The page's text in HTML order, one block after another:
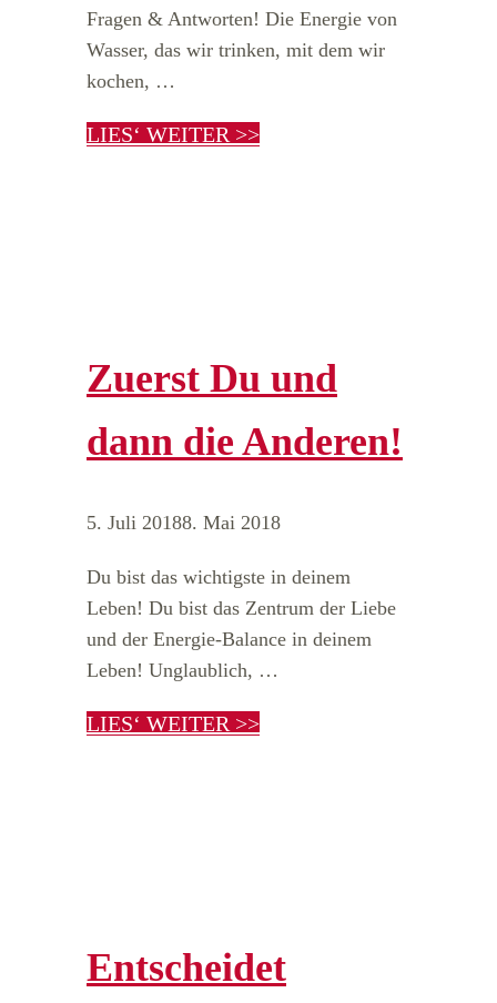
Fragen & Antworten! Die Energie von
Wasser, das wir trinken, mit dem wir
kochen, …
LIES‘ WEITER >>
Zuerst Du und
dann die Anderen!
5. Juli 20188. Mai 2018
Du bist das wichtigste in deinem
Leben! Du bist das Zentrum der Liebe
und der Energie-Balance in deinem
Leben! Unglaublich, …
LIES‘ WEITER >>
Entscheidet